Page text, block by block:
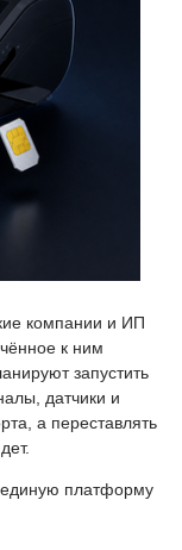
компании и ИП
к ним
запустить
датчики и
а переставлять
единую платформу